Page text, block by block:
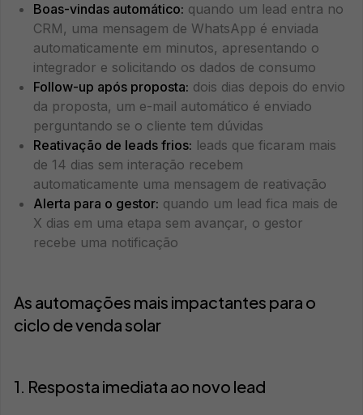
Boas-vindas automático: quando um lead entra no
CRM, uma mensagem de WhatsApp é enviada
automaticamente em minutos, apresentando o
integrador e solicitando os dados de consumo
Follow-up após proposta: dois dias depois do envio
da proposta, um e-mail automático é enviado
perguntando se o cliente tem dúvidas
Reativação de leads frios: leads que ficaram mais
de 14 dias sem interação recebem
automaticamente uma mensagem de reativação
Alerta para o gestor: quando um lead fica mais de
X dias em uma etapa sem avançar, o gestor
recebe uma notificação
As automações mais impactantes para o
ciclo de venda solar
1. Resposta imediata ao novo lead